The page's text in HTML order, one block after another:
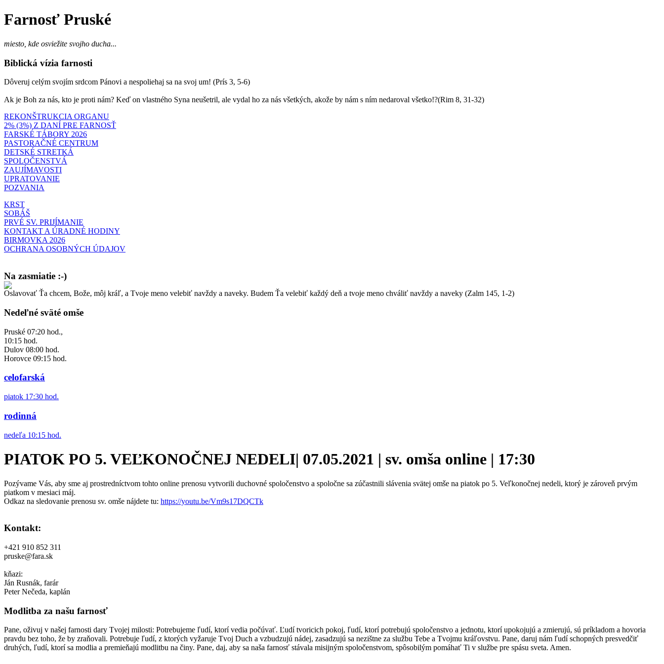
Farnosť Pruské
miesto, kde osviežite svojho ducha...
Biblická vízia farnosti
Dôveruj celým svojím srdcom Pánovi a nespoliehaj sa na svoj um! (Prís 3, 5-6)
Ak je Boh za nás, kto je proti nám? Keď on vlastného Syna neušetril, ale vydal ho za nás všetkých, akože by nám s ním nedaroval všetko!?(Rim 8, 31-32)
REKONŠTRUKCIA ORGANU
2% (3%) Z DANÍ PRE FARNOSŤ
FARSKÉ TÁBORY 2026
PASTORAČNÉ CENTRUM
DETSKÉ STRETKÁ
SPOLOČENSTVÁ
ZAUJÍMAVOSTI
UPRATOVANIE
POZVANIA
KRST
SOBÁŠ
PRVÉ SV. PRIJÍMANIE
KONTAKT A ÚRADNÉ HODINY
BIRMOVKA 2026
OCHRANA OSOBNÝCH ÚDAJOV
Na zasmiatie :-)
Malý chlapec sa modlí:
Oslavovať Ťa chcem, Bože, môj kráľ, a Tvoje meno velebiť navždy a naveky. Budem Ťa velebiť každý deň a tvoje meno chváliť navždy a naveky (Zalm 145, 1-2)
Nedeľné sväté omše
Pruské 07:20 hod.,
10:15 hod.
Dulov 08:00 hod.
Horovce 09:15 hod.
celofarská
piatok 17:30 hod.
rodinná
nedeľa 10:15 hod.
PIATOK PO 5. VEĽKONOČNEJ NEDELI| 07.05.2021 | sv. omša online | 17:30
Pozývame Vás, aby sme aj prostredníctvom tohto online prenosu vytvorili duchovné spoločenstvo a spoločne sa zúčastnili slávenia svätej omše na piatok po 5. Veľkonočnej nedeli, ktorý je zároveň prvým
piatkom v mesiaci máj.
Odkaz na sledovanie prenosu sv. omše nájdete tu: https://youtu.be/Vm9s17DQCTk
Kontakt:
+421 910 852 311
pruske@fara.sk
kňazi:
Ján Rusnák, farár
Peter Nečeda, kaplán
Modlitba za našu farnosť
Pane, oživuj v našej farnosti dary Tvojej milosti: Potrebujeme ľudí, ktorí vedia počúvať. Ľudí tvoricich pokoj, ľudí, ktorí potrebujú spoločenstvo a jednotu, ktorí upokojujú a zmierujú, sú príkladom a hovoria
pravdu bez toho, že by zraňovali. Potrebuje ľudí, z ktorých vyžaruje Tvoj Duch a vzbudzujú nádej, zasadzujú sa nezištne za službu Tebe a Tvojmu kráľovstvu. Pane, daruj nám ľudí schopných presvedčiť
druhých, ľudí, ktorí sa modlia a premieňajú modlitbu na činy. Pane, daj, aby sa naša farnosť stávala misijným spoločenstvom, spôsobilým pomáhať Ti v službe pre spásu sveta. Amen.